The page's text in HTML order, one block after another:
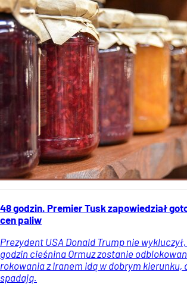
48 godzin. Premier Tusk zapowiedział
cen paliw
Prezydent USA Donald Trump nie
godzin cieśnina Ormuz zostanie
rokowania z Iranem idą w dobrym kierunku,
spadają.